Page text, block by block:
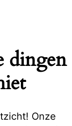
dingen
Onze